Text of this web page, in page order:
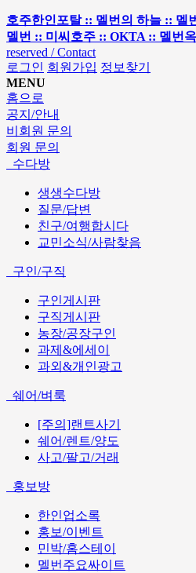
호주한인포탈 :: 멜번의 하늘 :: 멜
멜번 :: 미씨호주 :: OKTA :: 멜번
reserved / Contact
로그인 회원가입 정보찾기
MENU
홈으로
공지/안내
비회원 문의
회원 문의
수다방
생생수다방
질문/답변
친구/여행합시다
교민소식/사람찾음
구인/구직
구인게시판
구직게시판
농장/공장구인
과제&에세이
과외&개인광고
쉐어/벼룩
[주의]랜트사기
쉐어/렌트/양도
사고/팔고/거래
홍보방
한인업소록
홍보/이벤트
민박/홈스테이
멜번주요싸이트